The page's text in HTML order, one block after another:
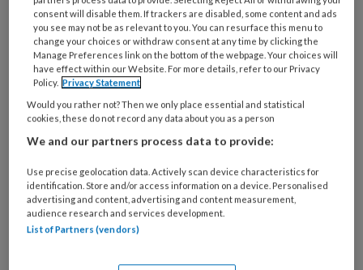
mailadres?
* *
je
wachtwoord* *
Kies
je
functie
Bij
welke
werk
je?
Untitled
Ontvang 2x per week de
KinderopvangTotaal nieuwsbrief
consent will disable them. If trackers are disabled, some content and ads
you see may not be as relevant to you. You can resurface this menu to
change your choices or withdraw consent at any time by clicking the
Manage Preferences link on the bottom of the webpage. Your choices will
have effect within our Website. For more details, refer to our Privacy
Policy. Privacy Statement
Would you rather not? Then we only place essential and statistical
cookies, these do not record any data about you as a person
We and our partners process data to provide:
Use precise geolocation data. Actively scan device characteristics for
identification. Store and/or access information on a device. Personalised
advertising and content, advertising and content measurement,
audience research and services development.
List of Partners (vendors)